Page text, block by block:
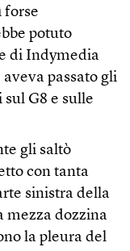
forse
potuto
di Indymedia
passato gli
G8 e sulle
gli saltò
con tanta
sinistra della
mezza dozzina
la pleura del